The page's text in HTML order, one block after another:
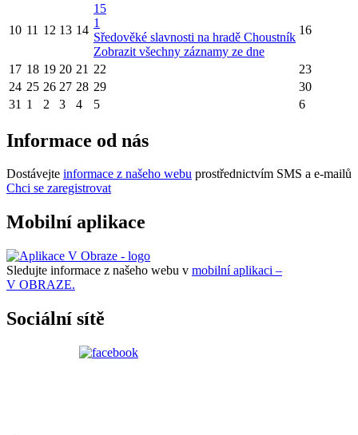
10 11 12 13 14
15
1
Sředověké slavnosti na hradě Choustník
Zobrazit všechny záznamy ze dne
16
17 18 19 20 21 22
23
24 25 26 27 28 29
30
31 1 2 3 4 5 6
Informace od nás
Dostávejte informace z našeho webu prostřednictvím SMS a e-mailů
Chci se zaregistrovat
Mobilní aplikace
Sledujte informace z našeho webu v mobilní aplikaci –
V OBRAZE.
Sociální sítě